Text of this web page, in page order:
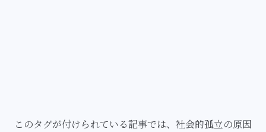
このタグが付けられている記事では、社会的孤立の原因